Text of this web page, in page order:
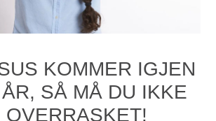
KOMMER IGJEN
SÅ MÅ DU IKKE
OVERRASKET!